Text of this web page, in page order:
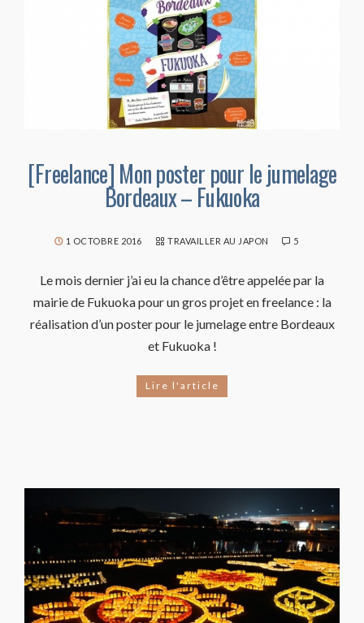
[Freelance] Mon poster pour le jumelage
Bordeaux – Fukuoka
1 OCTOBRE 2016 TRAVAILLER AU JAPON 5
Le mois dernier j’ai eu la chance d’être appelée par la
mairie de Fukuoka pour un gros projet en freelance : la
réalisation d’un poster pour le jumelage entre Bordeaux
et Fukuoka !
Lire l'article